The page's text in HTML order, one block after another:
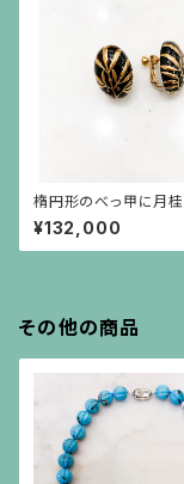
楕円形のべっ甲に月
金高蒔絵のイヤリング
¥132,000
その他の商品